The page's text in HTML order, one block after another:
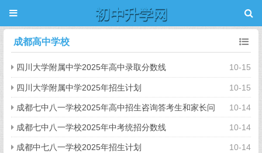
成都高中学校
10-15
四川大学附属中学2025年高中录取分数线
10-15
四川大学附属中学2025年招生计划
10-14
成都七中八一学校2025年高中招生咨询答考生和家长问
10-14
成都七中八一学校2025年中考统招分数线
10-14
成都中七八一学校2025年招生计划